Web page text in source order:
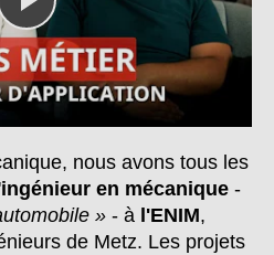
nous avons tous les
ingénieur en mécanique -
» - à l'ENIM,
de Metz. Les projets